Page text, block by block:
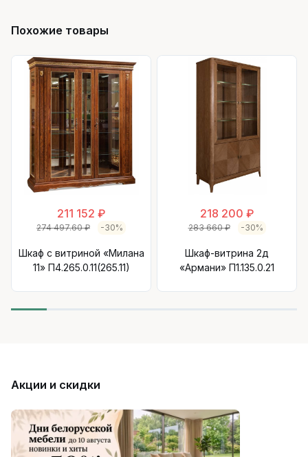
Похожие товары
211 152 ₽
274 497.60 ₽ -30%
Шкаф с витриной «Милана
11» П4.265.0.11(265.11)
218 200 ₽
283 660 ₽ -30%
Шкаф-витрина 2д
«Армани» П1.135.0.21
Акции и скидки